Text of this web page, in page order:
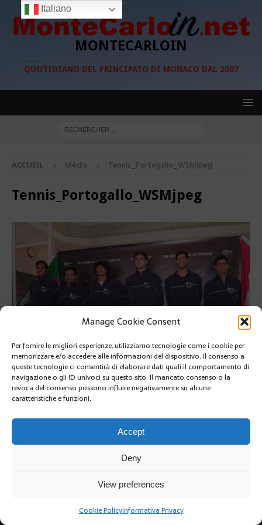
Manage Cookie Consent
Per fornire le migliori esperienze, utilizziamo tecnologie come i cookie per
memorizzare e/o accedere alle informazioni del dispositivo. Il consenso a
queste tecnologie ci consentirà di elaborare dati quali il comportamento di
navigazione o gli ID univoci su questo sito. Il mancato consenso o la
revoca del consenso possono influire negativamente su alcune
caratteristiche e funzioni.
Accept
Deny
View preferences
Cookie PolicyInformativa Privacy
MONTECARLOIN
QUOTIDIANO DEL PRINCIPATO DI MONACO DAL 2007
ACCUEIL Média Tennis_Portogallo_WSMjpeg
Tennis_Portogallo_WSMjpeg
PRÉCÉDENT
Italiano